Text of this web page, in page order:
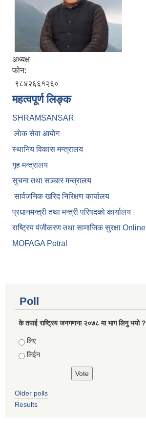
अध्यक्ष
फोन:
९८४२६६१२६०
महत्वपूर्ण लिङ्क
SHRAMSANSAR
लाेक सेवा आयाेग
स्थानिय विकास मन्त्रालय
गृह मन्त्रालय
सुचना तथा सञ्चार मन्त्रालय
सार्वजनिक खरिद निरिक्षण कार्यालय
प्रधानमन्त्री तथा मन्त्री परिषदकाे कार्यालय
राष्ट्रिय पंजीकरण तथा सामाजिक सुरक्षा Online
MOFAGA Potral
Poll
के तपाई राष्ट्रिय जनगणना २०७८ मा भाग लिनु भयो ?
Choices
लिए
लिईन
Older polls
Results